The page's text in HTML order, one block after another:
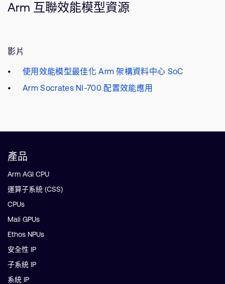
Arm 互聯效能模型資源
影片
使用效能模型最佳化 Arm 架構資料中心 SoC
Arm Socrates NI-700 配置效能應用
產品
Arm AGI CPU
運算子系統 (CSS)
CPUs
Mali GPUs
Ethos NPUs
安全性 IP
子系統 IP
系統 IP